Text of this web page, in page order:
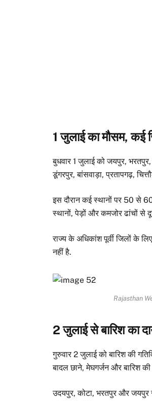
1 जुलाई का मौसम, कई
बुधवार 1 जुलाई को जयपुर,
डूंगरपुर, बांसवाड़ा, प्रतापगढ़,
इस दौरान कई स्थानों पर 50 से
स्थानों, पेड़ों और कमजोर ढांचों से
राज्य के अधिकांश पूर्वी जिलों के
नहीं है.
Rajasthan
2 जुलाई से बारिश का
गुरुवार 2 जुलाई को बारिश की
बादल छाने, मेघगर्जन और बारिश की
उदयपुर, कोटा, भरतपुर और जयपुर